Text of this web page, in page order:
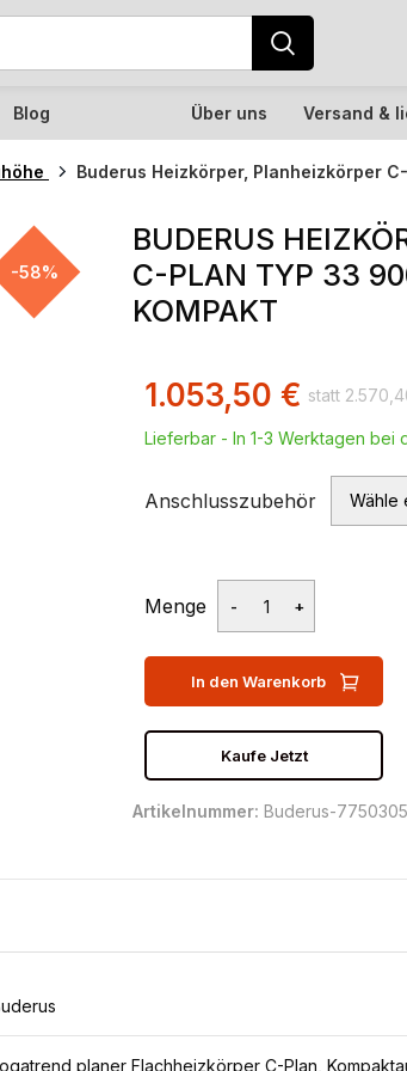
Blog Über uns Versand &
Buderus Heizkörper, Planheizkörper
-58%
BUDERUS
C-PLAN TYP 33
KOMPAKT
1.053,50 €
Lieferbar - In 1-3 Werktagen bei
Anschlusszubehör
Menge
In den Warenkorb
Kaufe Jetzt
Artikelnummer: Buderus-
planer Flachheizkörper C-Plan,